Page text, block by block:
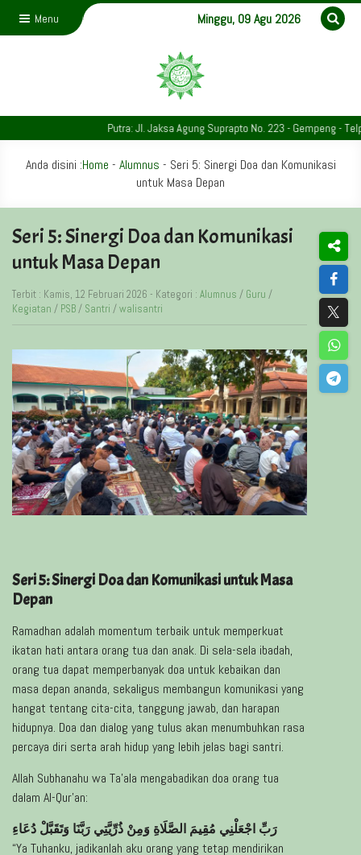
Menu Minggu, 09 Agu 2026
Putra: Jl. Jaksa Agung Suprapto No. 223 - Gempeng -
Anda disini :Home - Alumnus - Seri 5: Sinergi Doa dan Komunikasi
untuk Masa Depan
Seri 5: Sinergi Doa dan Komunikasi
untuk Masa Depan
Terbit : Kamis, 12 Februari 2026 - Kategori : Alumnus / Guru /
Kegiatan / PSB/ Santri /walisantri
Seri 5: Sinergi Doa dan Komunikasi untuk Masa
Depan
Ramadhan adalah momentum terbaik untuk memperkuat
ikatan hati antara orang tua dan anak. Di sela-sela ibadah,
orang tua dapat memperbanyak doa untuk kebaikan dan
masa depan ananda, sekaligus membangun komunikasi yang
hangat tentang cita-cita, tanggung jawab, dan harapan
hidupnya. Doa dan dialog yang tulus akan menumbuhkan rasa
percaya diri serta arah hidup yang lebih jelas bagi santri.
Allah Subhanahu wa Ta’ala mengabadikan doa orang tua
dalam Al-Qur’an:
رَبِّ اجْعَلْنِي مُقِيمَ الصَّلَاةِ وَمِنْ ذُرِّيَّتِي رَبَّنَا وَتَقَبَّلْ دُعَاءِ
“Ya Tuhanku, jadikanlah aku orang yang tetap mendirikan